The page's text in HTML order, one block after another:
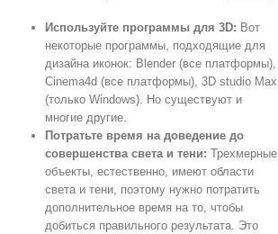
Используйте программы для 3D: Вот
некоторые программы, подходящие для
дизайна иконок: Blender (все платформы),
Cinema4d (все платформы), 3D studio Max
(только Windows). Но существуют и
многие другие.
Потратьте время на доведение до
совершенства света и тени: Трехмерные
объекты, естественно, имеют области
света и тени, поэтому нужно потратить
дополнительное время на то, чтобы
добиться правильного результата. Это